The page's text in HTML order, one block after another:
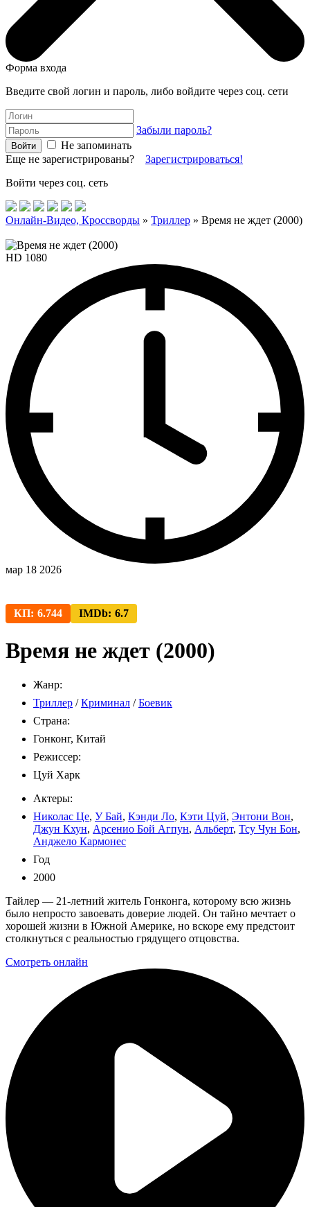
Форма входа
Введите свой логин и пароль, либо войдите через соц. сети
Забыли пароль?
Не запоминать
Еще не зарегистрированы? Зарегистрироваться!
Войти через соц. сеть
Онлайн-Видео, Кроссворды » Триллер » Время не ждет (2000)
HD 1080
мар 18 2026
КП: 6.744 IMDb: 6.7
Время не ждет (2000)
Жанр:
Триллер /Криминал /Боевик
Страна:
Гонконг, Китай
Режиссер:
Цуй Харк
Актеры:
Николас Це, У Бай, Кэнди Ло, Кэти Цуй, Энтони Вон,
Джун Кхун, Арсенио Бой Агпун, Альберт, Тсу Чун Бон,
Анджело Кармонес
Год
2000
Тайлер — 21-летний житель Гонконга, которому всю жизнь
было непросто завоевать доверие людей. Он тайно мечтает о
хорошей жизни в Южной Америке, но вскоре ему предстоит
столкнуться с реальностью грядущего отцовства.
Смотреть онлайн